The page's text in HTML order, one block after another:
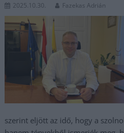
2025.10.30. Fazekas Adrián
szerint eljött az idő, hogy a